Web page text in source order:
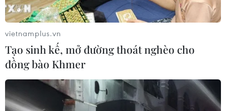
TIN CÙNG CHUYÊN MỤC
vietnamplus.vn
Tạo sinh kế, mở đường thoát nghèo cho
đồng bào Khmer